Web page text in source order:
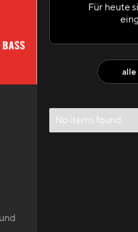
Für heute
alle
No items found.